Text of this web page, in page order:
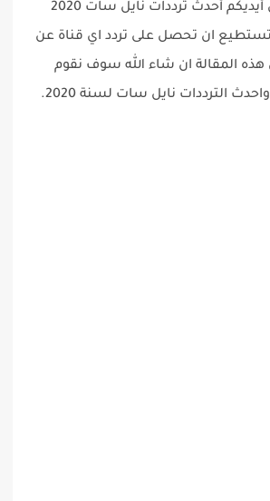
الصحيحة ) لتوفير الوقت والجهد على المستخدم، ولذلك أضع اليوم بين أيديكم أحدث ترددات نايل سات 2020
تستطيع ان تحصل على تردد اي قناة عن
هذه المقالة ان شاء الله سوف نقوم
الترددات نايل سات لسنة 2020.